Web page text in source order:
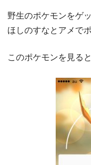
野生のポケモンをゲ
ほしのすなとアメで
このポケモンを見る